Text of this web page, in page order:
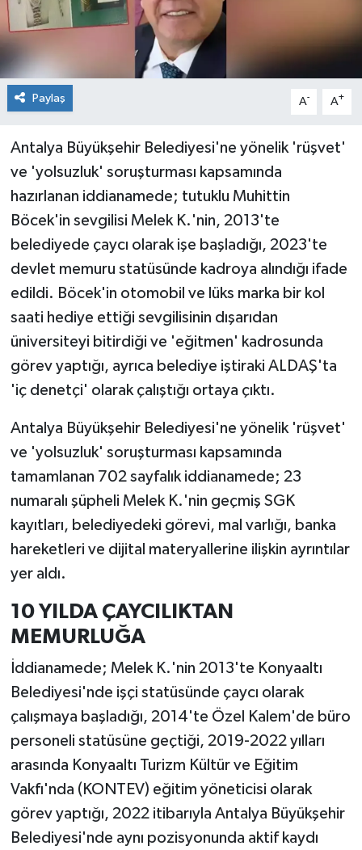
Paylaş A- A+
Antalya Büyükşehir Belediyesi'ne yönelik 'rüşvet'
ve 'yolsuzluk' soruşturması kapsamında
hazırlanan iddianamede; tutuklu Muhittin
Böcek'in sevgilisi Melek K.'nin, 2013'te
belediyede çaycı olarak işe başladığı, 2023'te
devlet memuru statüsünde kadroya alındığı ifade
edildi. Böcek'in otomobil ve lüks marka bir kol
saati hediye ettiği sevgilisinin dışarıdan
üniversiteyi bitirdiği ve 'eğitmen' kadrosunda
görev yaptığı, ayrıca belediye iştiraki ALDAŞ'ta
'iç denetçi' olarak çalıştığı ortaya çıktı.
Antalya Büyükşehir Belediyesi'ne yönelik 'rüşvet'
ve 'yolsuzluk' soruşturması kapsamında
tamamlanan 702 sayfalık iddianamede; 23
numaralı şüpheli Melek K.'nin geçmiş SGK
kayıtları, belediyedeki görevi, mal varlığı, banka
hareketleri ve dijital materyallerine ilişkin ayrıntılar
yer aldı.
10 YILDA ÇAYCILIKTAN
MEMURLUĞA
İddianamede; Melek K.'nin 2013'te Konyaaltı
Belediyesi'nde işçi statüsünde çaycı olarak
çalışmaya başladığı, 2014'te Özel Kalem'de büro
personeli statüsüne geçtiği, 2019-2022 yılları
arasında Konyaaltı Turizm Kültür ve Eğitim
Vakfı'nda (KONTEV) eğitim yöneticisi olarak
görev yaptığı, 2022 itibarıyla Antalya Büyükşehir
Belediyesi'nde aynı pozisyonunda aktif kaydı
Spor
Turizm
Yaşam